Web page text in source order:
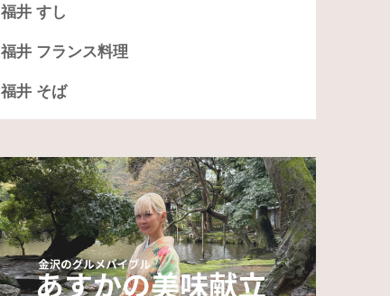
福井 すし
福井 フランス料理
福井 そば